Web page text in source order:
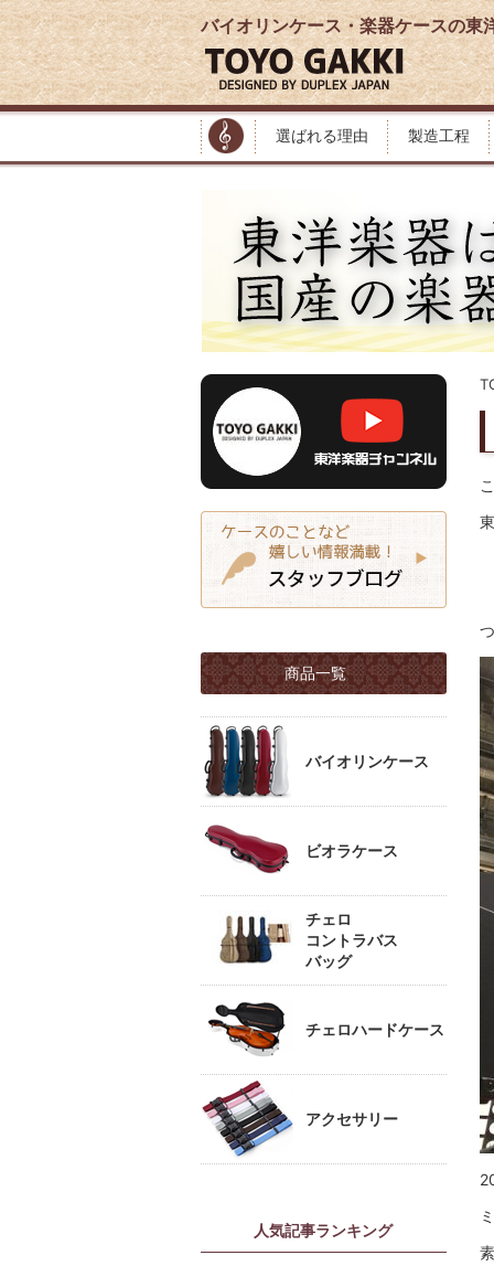
バイオリンケース・楽器ケースの東
選ばれる理由 製造工程
商品一覧
バイオリンケース
ビオラケース
チェロ
コントラバス
バッグ
チェロハードケース
アクセサリー
人気記事ランキング